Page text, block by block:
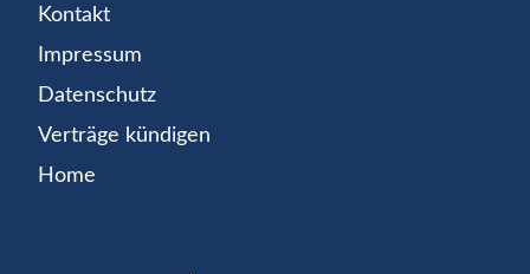
Kontakt
Impressum
Datenschutz
Verträge kündigen
Home